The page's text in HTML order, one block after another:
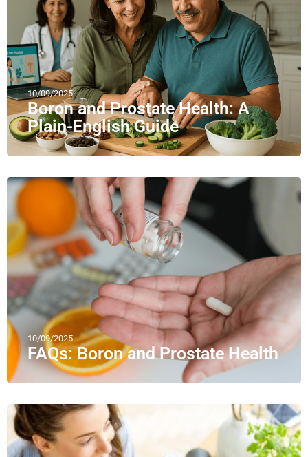
10/09/2025
Boron and Prostate Health: A
Plain-English Guide
10/09/2025
FAQs: Boron and Prostate Health